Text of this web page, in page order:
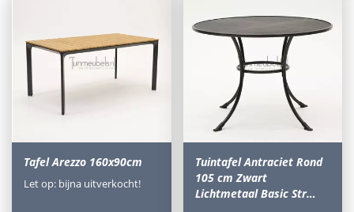
Tafel Arezzo 160x90cm
Let op: bijna uitverkocht!
Tuintafel Antraciet Rond
105 cm Zwart
Lichtmetaal Basic Str…